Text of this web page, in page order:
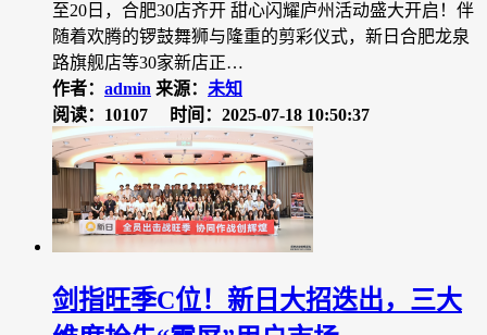
至20日，合肥30店齐开 甜心闪耀庐州活动盛大开启！伴
随着欢腾的锣鼓舞狮与隆重的剪彩仪式，新日合肥龙泉
路旗舰店等30家新店正…
作者： admin 来源： 未知
阅读：10107
时间：2025-07-18 10:50:37
剑指旺季C位！新日大招迭出，三大